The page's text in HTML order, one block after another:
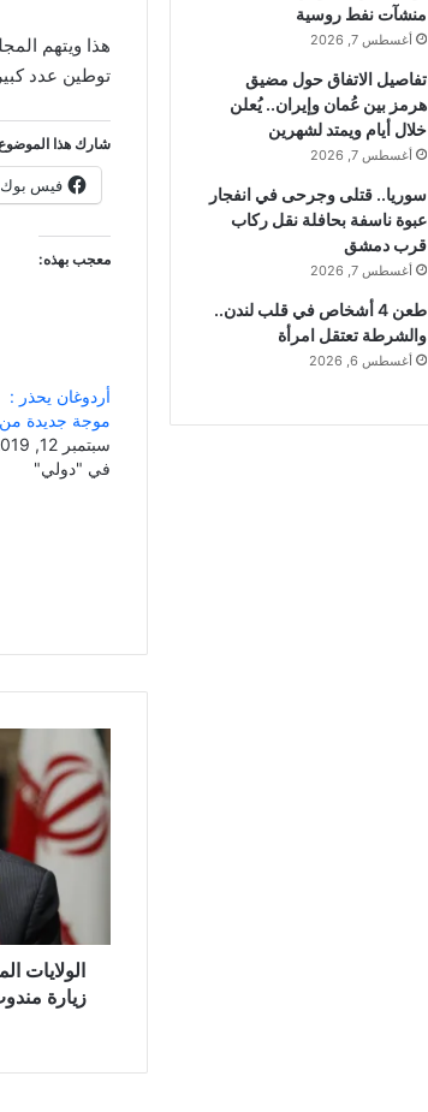
هذا ويتهم
توطين عدد كبير
شارك هذا
فيس بوك
معجب بهذه:
أردوغان يحذر :
موجة جديدة من
سبتمبر 12, 2019
في "دولي"
ل
و
ل
ا
ا
د
الولايات
زيارة
منشآت نفط روسية
أغسطس 7, 2026
تفاصيل الاتفاق حول مضيق
هرمز بين عُمان وإيران.. يُعلن
خلال أيام ويمتد لشهرين
أغسطس 7, 2026
سوريا.. قتلى وجرحى في انفجار
عبوة ناسفة بحافلة نقل ركاب
قرب دمشق
أغسطس 7, 2026
طعن 4 أشخاص في قلب لندن..
والشرطة تعتقل امرأة
أغسطس 6, 2026